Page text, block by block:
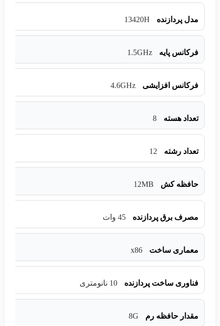
مدل پردازنده 13420H
فرکانس پایه 1.5GHz
فرکانس افزایشی 4.6GHz
تعداد هسته 8
تعداد رشته 12
حافظه کش 12MB
مصرف برق پردازنده 45 وات
معماری ساخت x86
فناوری ساخت پردازنده 10 نانومتری
مقدار حافظه رم 8G